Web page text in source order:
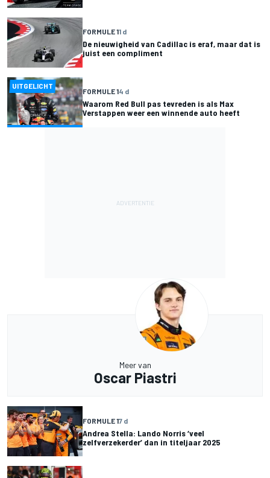
FORMULE 11 d
De nieuwigheid van Cadillac is eraf, maar dat is
juist een compliment
UITGELICHT
FORMULE 14 d
Waarom Red Bull pas tevreden is als Max
Verstappen weer een winnende auto heeft
Meer van
Oscar Piastri
FORMULE 17 d
Andrea Stella: Lando Norris ‘veel
zelfverzekerder’ dan in titeljaar 2025